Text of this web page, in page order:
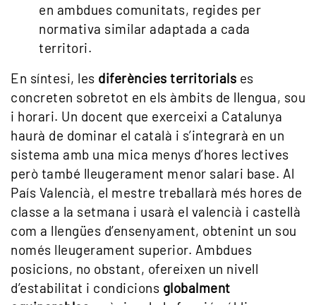
en ambdues comunitats, regides per
normativa similar adaptada a cada
territori.
En síntesi, les diferències territorials es
concreten sobretot en els àmbits de llengua, sou
i horari. Un docent que exerceixi a Catalunya
haurà de dominar el català i s’integrarà en un
sistema amb una mica menys d’hores lectives
però també lleugerament menor salari base. Al
País Valencià, el mestre treballarà més hores de
classe a la setmana i usarà el valencià i castellà
com a llengües d’ensenyament, obtenint un sou
només lleugerament superior. Ambdues
posicions, no obstant, ofereixen un nivell
d’estabilitat i condicions globalment